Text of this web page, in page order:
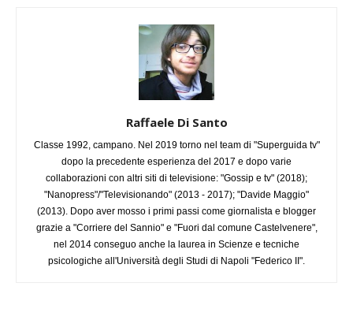
Raffaele Di Santo
Classe 1992, campano. Nel 2019 torno nel team di "Superguida tv"
dopo la precedente esperienza del 2017 e dopo varie
collaborazioni con altri siti di televisione: "Gossip e tv" (2018);
"Nanopress"/"Televisionando" (2013 - 2017); "Davide Maggio"
(2013). Dopo aver mosso i primi passi come giornalista e blogger
grazie a "Corriere del Sannio" e "Fuori dal comune Castelvenere",
nel 2014 conseguo anche la laurea in Scienze e tecniche
psicologiche all'Università degli Studi di Napoli "Federico II".